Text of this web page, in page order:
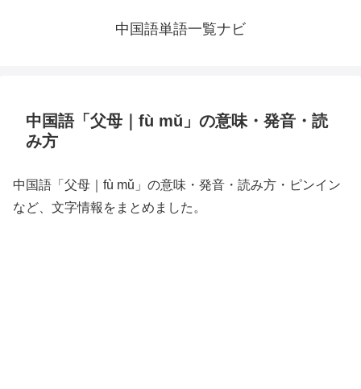
中国語単語一覧ナビ
中国語「父母｜fù mǔ」の意味・発音・読
み方
中国語「父母｜fù mǔ」の意味・発音・読み方・ピンイン
など、文字情報をまとめました。